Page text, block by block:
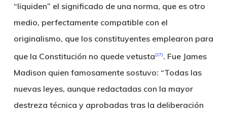
“liquiden” el significado de una norma, que es otro
medio, perfectamente compatible con el
originalismo, que los constituyentes emplearon para
que la Constitución no quede vetusta [27] . Fue James
Madison quien famosamente sostuvo: “Todas las
nuevas leyes, aunque redactadas con la mayor
destreza técnica y aprobadas tras la deliberación